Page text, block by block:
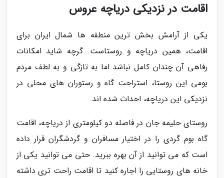
اقامت در نزدیکی دریاچه عروس
یکی از آرامش بخش ترین منطقه ها شمال ایران برای
اقامت، همین دریاچه و روستاست. گرچه شاید امکانات
رفاهی آن چندان کامل نباشد اما به تازگی و به لطف مردم
بومی این روستا، استراحت گاه و رستوران های محلی در
نزدیکی این دریاچه، احداث شده اند.
روستای حلیمه جان در فاصله دو کیلومتری از دریاچه، اقامت
گاه بوم گردی را در اختیار مسافران و گردشگران قرار داده
است که می توانید از آن بهره ببرید. حتی می توانید یکی از
خانه های روستایی را اجاره کنید تا اقامت راحت تری داشته